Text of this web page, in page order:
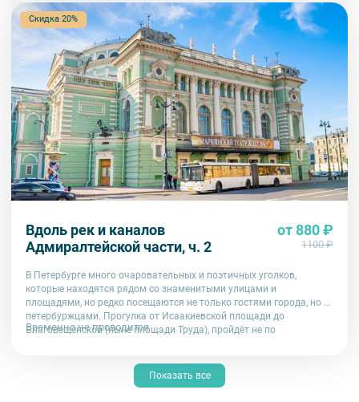
Скидка 20%
Вдоль рек и каналов
Адмиралтейской части, ч. 2
от 880 ₽
1100 ₽
В Петербурге много очаровательных и поэтичных уголков,
которые находятся рядом со знаменитыми улицами и
площадями, но редко посещаются не только гостями города, но и
петербуржцами. Прогулка от Исаакиевской площади до
Благовещенской (ныне площади Труда), пройдёт не по
зданий и их обитателей. Особое внимание будет уделено
историям из жизни Великих князей дома Романовых.
Временно не проводится
Показать все